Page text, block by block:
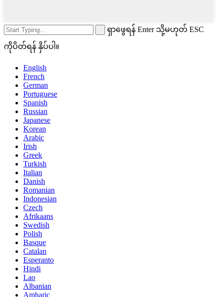
ရှာဖွေရန် Enter သို့မဟုတ် ESC
ကိုပိတ်ရန် နှိပ်ပါ။
English
French
German
Portuguese
Spanish
Russian
Japanese
Korean
Arabic
Irish
Greek
Turkish
Italian
Danish
Romanian
Indonesian
Czech
Afrikaans
Swedish
Polish
Basque
Catalan
Esperanto
Hindi
Lao
Albanian
Amharic